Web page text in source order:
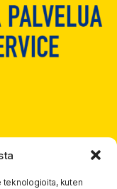
teknologioita, kuten